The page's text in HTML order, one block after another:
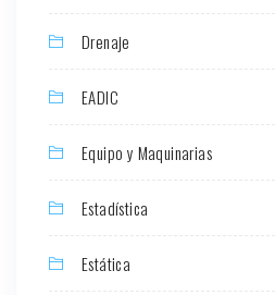
Drenaje
EADIC
Equipo y Maquinarias
Estadística
Estática